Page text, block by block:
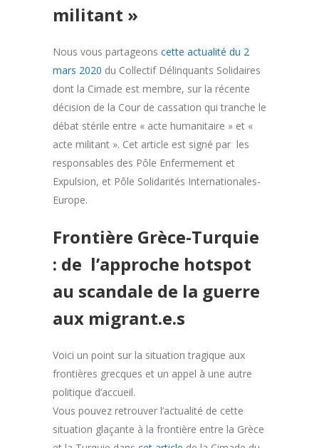
militant »
Nous vous partageons cette actualité du 2
mars 2020 du Collectif Délinquants Solidaires
dont la Cimade est membre, sur la récente
décision de la Cour de cassation qui tranche le
débat stérile entre « acte humanitaire » et «
acte militant ». Cet article est signé par les
responsables des Pôle Enfermement et
Expulsion, et Pôle Solidarités Internationales-
Europe.
Frontière Grèce-Turquie
: de l’approche hotspot
au scandale de la guerre
aux migrant.e.s
Voici un point sur la situation tragique aux
frontières grecques et un appel à une autre
politique d’accueil.
Vous pouvez retrouver l’actualité de cette
situation glaçante à la frontière entre la Grèce